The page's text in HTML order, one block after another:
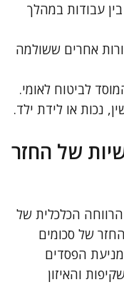
עבודות במהלך
אחרים ששולמה
לביטוח לאומי.
נכות או לידת ילד.
של החזר
הכלכלית של
של סכומים
הפסדים
והאיזון